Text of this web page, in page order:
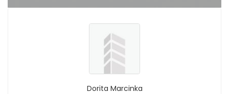
Dorita Marcinka